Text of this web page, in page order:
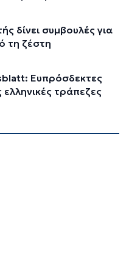
δίνει συμβουλές για
τη ζέστη
Ευπρόσδεκτες
ελληνικές τράπεζες